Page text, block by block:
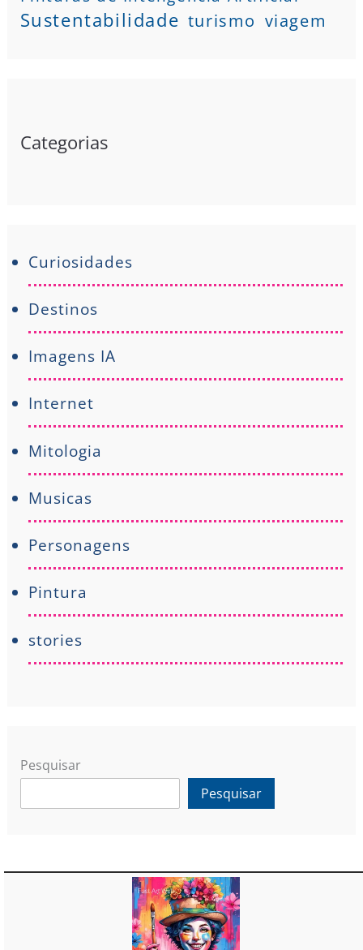
Sustentabilidade turismo viagem
Categorias
Curiosidades
Destinos
Imagens IA
Internet
Mitologia
Musicas
Personagens
Pintura
stories
Pesquisar
Pesquisar